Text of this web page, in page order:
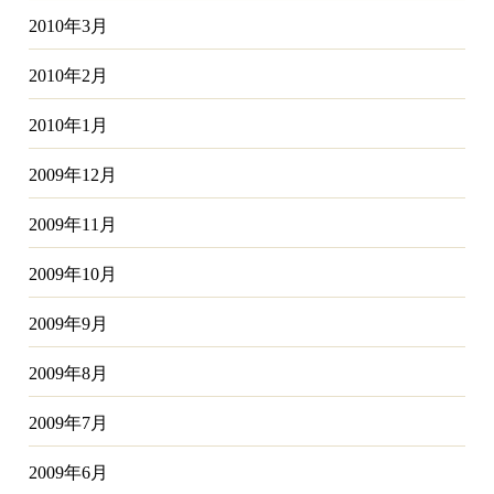
2010年3月
2010年2月
2010年1月
2009年12月
2009年11月
2009年10月
2009年9月
2009年8月
2009年7月
2009年6月